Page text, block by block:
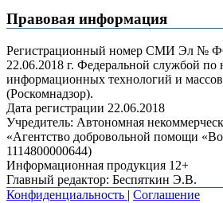
Правовая информация
Регистрационный номер СМИ Эл №
22.06.2018 г. Федеральной службой по
информационных технологий и
(Роскомнадзор).
Дата регистрации 22.06.2018
Учредитель: Автономная
«Агентство добровольной помощи
1114800000644)
Информационная продукция 12+
Главный редактор: Беспяткин Э.В.
Конфиденциальность | Соглашение